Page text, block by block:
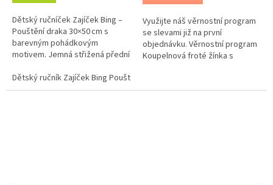
Dětský ručníček Zajíček Bing –
Pouštění draka 30×50 cm s
barevným pohádkovým
motivem. Jemná střižená přední
100% bavlna, ideální do školky i
na cesty.
Dětský ručník Zajíček Bing Pouštění draka 30x50 cm
Využijte náš věrnostní program
se slevami již na první
objednávku. Věrnostní program
Koupelnová froté žínka s
materiálu.